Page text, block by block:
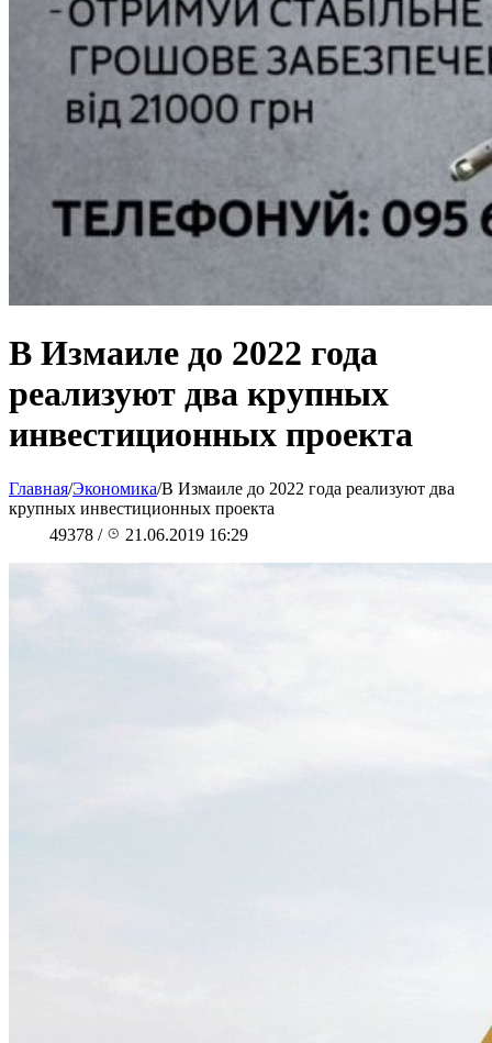
В Измаиле до 2022 года
реализуют два крупных
инвестиционных проекта
Главная/Экономика/В Измаиле до 2022 года реализуют два
крупных инвестиционных проекта
49378 / 21.06.2019 16:29